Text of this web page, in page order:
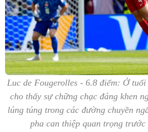
Luc de Fougerolles - 6.8 điểm: Ở
cho thấy sự chững chạc đáng khen
lúng túng trong các đường chuyền
pha can thiệp quan trọng trước